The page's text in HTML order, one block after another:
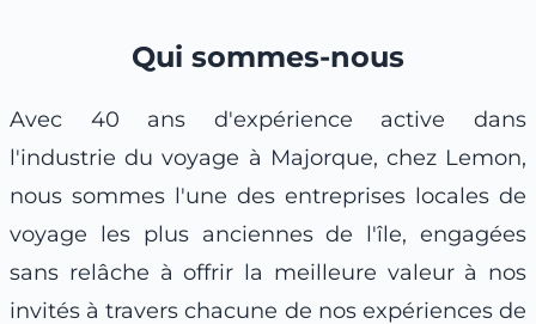
Qui sommes-nous
Avec 40 ans d'expérience active dans
l'industrie du voyage à Majorque, chez Lemon,
nous sommes l'une des entreprises locales de
voyage les plus anciennes de l'île, engagées
sans relâche à offrir la meilleure valeur à nos
invités à travers chacune de nos expériences de